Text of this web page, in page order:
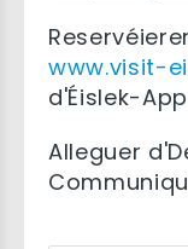
www.visit-
d'Éislek-
Alleguer